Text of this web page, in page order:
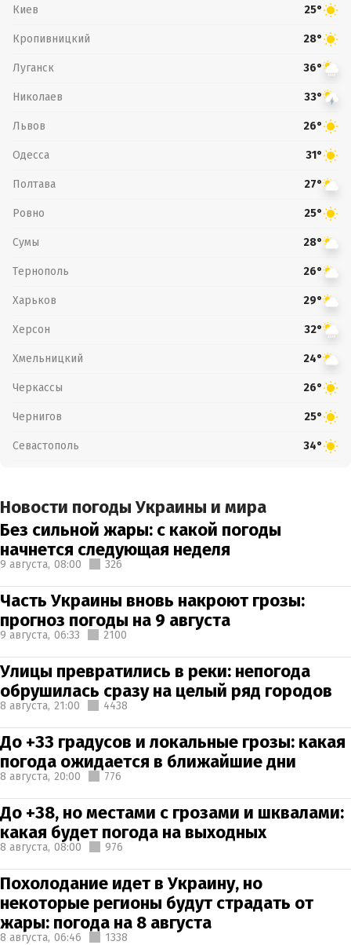
Киев 25°
Кропивницкий 28°
Луганск 36°
Николаев 33°
Львов 26°
Одесса 31°
Полтава 27°
Ровно 25°
Сумы 28°
Тернополь 26°
Харьков 29°
Херсон 32°
Хмельницкий 24°
Черкассы 26°
Чернигов 25°
Севастополь 34°
Новости погоды Украины и мира
Без сильной жары: с какой погоды
начнется следующая неделя
9 августа, 08:00 326
Часть Украины вновь накроют грозы:
прогноз погоды на 9 августа
9 августа, 06:33 2100
Улицы превратились в реки: непогода
обрушилась сразу на целый ряд городов
8 августа, 21:00 4438
До +33 градусов и локальные грозы: какая
погода ожидается в ближайшие дни
8 августа, 20:00 776
До +38, но местами с грозами и шквалами:
какая будет погода на выходных
8 августа, 08:00 976
Похолодание идет в Украину, но
некоторые регионы будут страдать от
жары: погода на 8 августа
8 августа, 06:46 1338